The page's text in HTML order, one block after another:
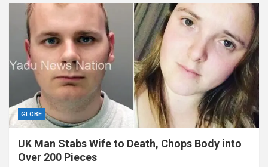
GLOBE
UK Man Stabs Wife to Death, Chops Body into
Over 200 Pieces